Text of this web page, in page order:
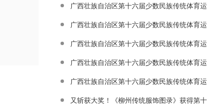
广西壮族自治区第十六届少数民族传统体育
广西壮族自治区第十六届少数民族传统体育
广西壮族自治区第十六届少数民族传统体育
广西壮族自治区第十六届少数民族传统体育
广西壮族自治区第十六届少数民族传统体育
又斩获大奖！《柳州传统服饰图录》获得第